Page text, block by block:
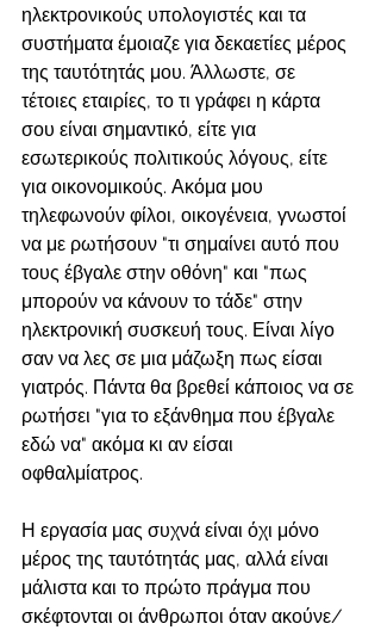
ηλεκτρονικούς υπολογιστές και τα
συστήματα έμοιαζε για δεκαετίες μέρος
της ταυτότητάς μου. Άλλωστε, σε
τέτοιες εταιρίες, το τι γράφει η κάρτα
σου είναι σημαντικό, είτε για
εσωτερικούς πολιτικούς λόγους, είτε
για οικονομικούς. Ακόμα μου
τηλεφωνούν φίλοι, οικογένεια, γνωστοί
να με ρωτήσουν "τι σημαίνει αυτό που
τους έβγαλε στην οθόνη" και "πως
μπορούν να κάνουν το τάδε" στην
ηλεκτρονική συσκευή τους. Είναι λίγο
σαν να λες σε μια μάζωξη πως είσαι
γιατρός. Πάντα θα βρεθεί κάποιος να σε
ρωτήσει "για το εξάνθημα που έβγαλε
εδώ να" ακόμα κι αν είσαι
οφθαλμίατρος.
Η εργασία μας συχνά είναι όχι μόνο
μέρος της ταυτότητάς μας, αλλά είναι
μάλιστα και το πρώτο πράγμα που
σκέφτονται οι άνθρωποι όταν ακούνε/